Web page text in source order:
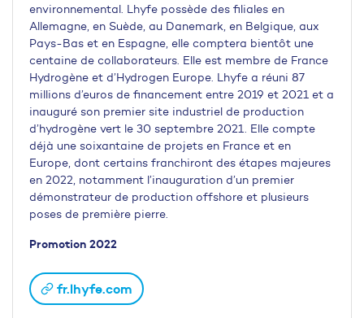
environnemental. Lhyfe possède des filiales en
Allemagne, en Suède, au Danemark, en Belgique, aux
Pays-Bas et en Espagne, elle comptera bientôt une
centaine de collaborateurs. Elle est membre de France
Hydrogène et d’Hydrogen Europe. Lhyfe a réuni 87
millions d’euros de financement entre 2019 et 2021 et a
inauguré son premier site industriel de production
d’hydrogène vert le 30 septembre 2021. Elle compte
déjà une soixantaine de projets en France et en
Europe, dont certains franchiront des étapes majeures
en 2022, notamment l’inauguration d’un premier
démonstrateur de production offshore et plusieurs
poses de première pierre.
Promotion 2022
fr.lhyfe.com